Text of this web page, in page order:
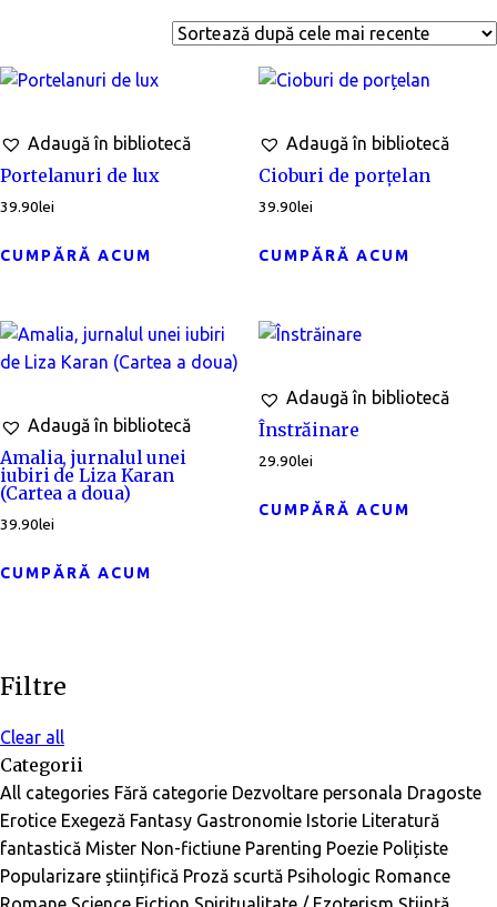
Adaugă în bibliotecă
Portelanuri de lux
39.90lei
CUMPĂRĂ ACUM
Adaugă în bibliotecă
Cioburi de porțelan
39.90lei
CUMPĂRĂ ACUM
Adaugă în bibliotecă
Amalia, jurnalul unei
iubiri de Liza Karan
(Cartea a doua)
39.90lei
CUMPĂRĂ ACUM
Adaugă în bibliotecă
Înstrăinare
29.90lei
CUMPĂRĂ ACUM
Filtre
Clear all
Categorii
All categories Fără categorie Dezvoltare personala Dragoste
Erotice Exegeză Fantasy Gastronomie Istorie Literatură
fantastică Mister Non-fictiune Parenting Poezie Polițiste
Popularizare științifică Proză scurtă Psihologic Romance